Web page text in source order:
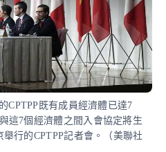
CPTPP既有成員經濟體已達7
這7個經濟體之間入會協定將生
行的CPTPP記者會。（美聯社